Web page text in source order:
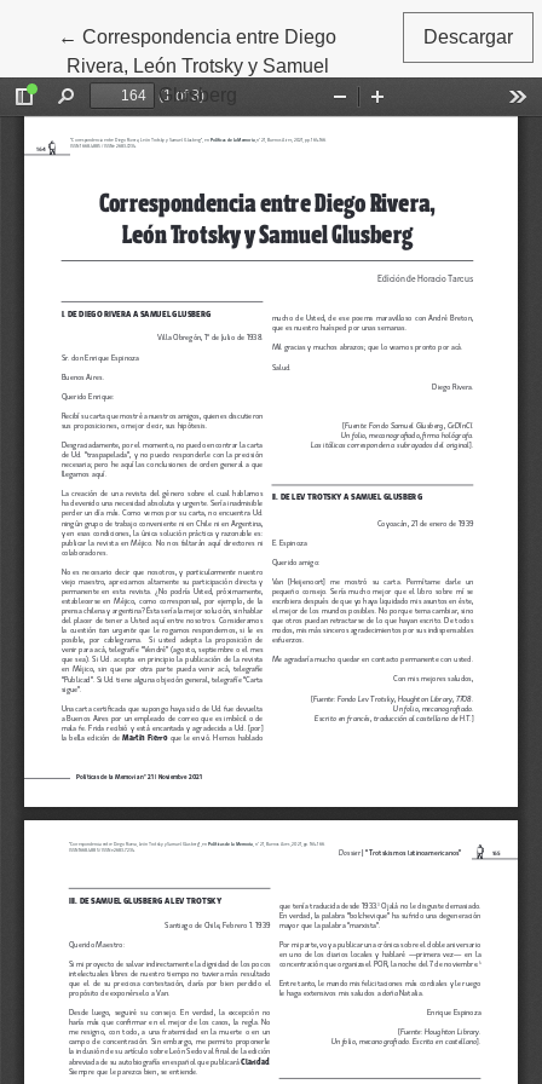
←Volver a los detalles del artículo
Correspondencia entre Diego
Rivera, León Trotsky y Samuel
Glusberg
Descargar